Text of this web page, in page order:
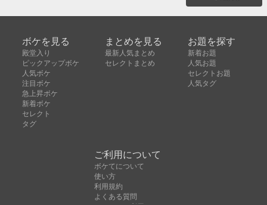
ボケを見る
殿堂入り
ピックアップボケ
人気ボケ
注目ボケ
急上昇ボケ
新着ボケ
セレクト
タグ
まとめを見る
最新人気まとめ
セレクトまとめ
お題を探す
新着お題
人気お題
セレクトお題
人気タグ
ご利用について
ボケてについて
使い方
利用規約
よくある質問